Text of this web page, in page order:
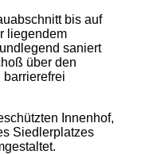
bis auf
liegendem
saniert
über den
Innenhof,
Siedlerplatzes